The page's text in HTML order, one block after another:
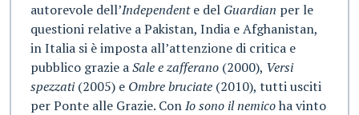
autorevole dell’Independente del Guardian per le
questioni relative a Pakistan, India e Afghanistan,
in Italia si è imposta all’attenzione di critica e
pubblico grazie aSale e zafferano (2000), Versi
spezzati(2005) e Ombre bruciate (2010), tutti usciti
per Ponte alle Grazie. ConIo sono il nemicoha vinto